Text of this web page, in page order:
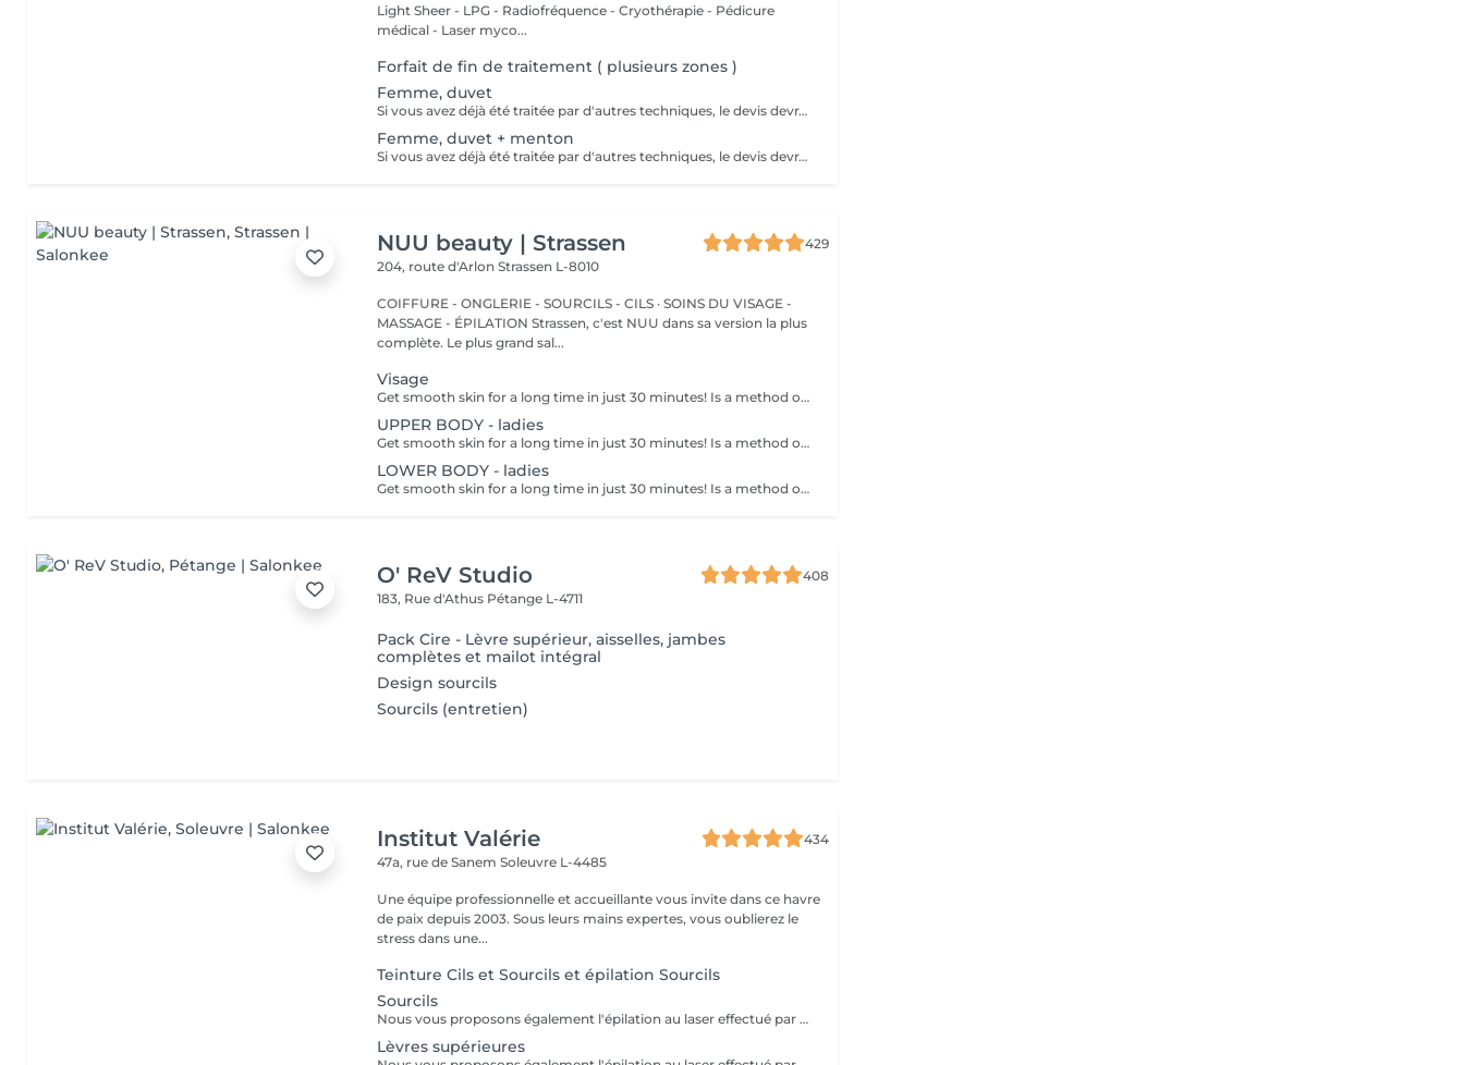
Light Sheer - LPG - Radiofréquence - Cryothérapie - Pédicure
médical - Laser myco...
Forfait de fin de traitement ( plusieurs zones )
Femme, duvet
Si vous avez déjà été traitée par d'autres techniques, le devis devra être adapté à votre situation. (75 par quart d'heure)
Femme, duvet + menton
Si vous avez déjà été traitée par d'autres techniques, le devis devra être adapté à votre situation. (75 par quart d'heure)
NUU beauty | Strassen
429
204, route d'ArlonStrassen L-8010
COIFFURE - ONGLERIE - SOURCILS - CILS · SOINS DU VISAGE -
MASSAGE - ÉPILATION Strassen, c'est NUU dans sa version la plus
complète. Le plus grand sal...
Visage
Get smooth skin for a long time in just 30 minutes! Is a method of hair removal when your hair is pulled out with warm wax with the hair follicle. How is wax epilation done? - preparation (the beautician applies a special antiseptic lotion to the skin) - wax is applied (the wax mixture is heated to a certain temperature, after which it is applied to the skin using a wooden stick) - depilation (after the wax hardens the beautician removes the wax strips with hair using sharp movements) - wax residue are removed (wax residues are cleaned off and aloe vera cream is applied) Age restrictions: recommended to do from 14 years. Post procedure recommendations: recommended to do not take hot bath, do not visit sauna, do not swim in the pool for 12 hours after the procedure - it can cause irritation. Frequency: once in 4 weeks.
UPPER BODY - ladies
Get smooth skin for a long time in just 30 minutes! Is a method of hair removal when your hair is pulled out with warm wax with the hair follicle. How is wax epilation done? - preparation is performed - wax is applied - depilation is performed - wax residue is removed Age restrictions: recommended to do from 14 years. Post procedure recommendations: do not take hot bath, do not visit sauna, do not swim in the pool for 12 hours after the procedure - it can cause irritation. Frequency: once in 4 weeks.
LOWER BODY - ladies
Get smooth skin for a long time in just 30 minutes! Is a method of hair removal when your hair is pulled out with warm wax with the hair follicle. How is wax epilation done? - preparation is performed - wax is applied - depilation is performed - wax residue is removed Age restrictions: recommended to do from 14 years. Post procedure recommendations: do not take hot bath, do not visit sauna, do not swim in the pool for 12 hours after the procedure - it can cause irritation. Frequency: once in 4 weeks.
O' ReV Studio
408
183, Rue d'Athus Pétange L-4711
Pack Cire - Lèvre supérieur, aisselles, jambes
complètes et mailot intégral
Design sourcils
Sourcils (entretien)
Institut Valérie
434
47a, rue de SanemSoleuvre L-4485
Une équipe professionnelle et accueillante vous invite dans ce havre
de paix depuis 2003. Sous leurs mains expertes, vous oublierez le
stress dans une...
Teinture Cils et Sourcils et épilation Sourcils
Sourcils
Nous vous proposons également l'épilation au laser effectué par une infirmière.
Lèvres supérieures